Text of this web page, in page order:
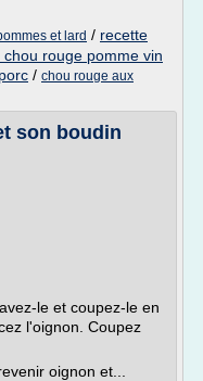
et lard / recette
chou rouge pomme vin
/ chou rouge aux
son boudin
le et coupez-le en
l'oignon. Coupez
oignon et...